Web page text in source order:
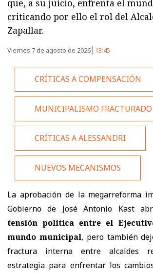
que, a su juicio, enfrenta el
criticando por ello el rol del
Zapallar.
Viernes 7 de agosto de 2026 13:45
CRÍTICAS A COMPENSACIÓN
MUNICIPALISMO FRACTURADO
CRÍTICAS A ALESSANDRI
NUEVOS MECANISMOS
La aprobación de la megarreforma
Gobierno de José Antonio Kast
tensión política entre el
mundo municipal, pero también
fractura interna entre alcaldes
estrategia para enfrentar los